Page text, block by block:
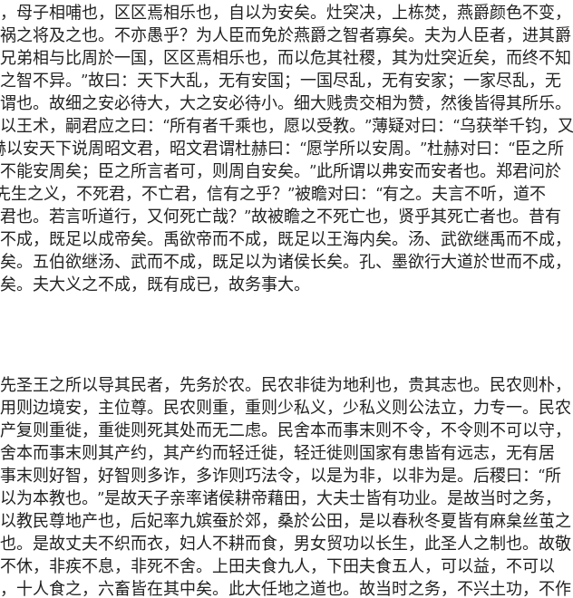
母子相哺也，区区焉相乐也，自以为安矣。灶突决，上栋焚，燕爵颜色不变，
之将及之也。不亦愚乎？为人臣而免於燕爵之智者寡矣。夫为人臣者，进其爵
弟相与比周於一国，区区焉相乐也，而以危其社稷，其为灶突近矣，而终不知
智不异。”故曰：天下大乱，无有安国；一国尽乱，无有安家；一家尽乱，无
也。故细之安必待大，大之安必待小。细大贱贵交相为赞，然後皆得其所乐。
王术，嗣君应之曰：“所有者千乘也，愿以受教。”薄疑对曰：“乌获举千钧，又
以安天下说周昭文君，昭文君谓杜赫曰：“愿学所以安周。”杜赫对曰：“臣之所
能安周矣；臣之所言者可，则周自安矣。”此所谓以弗安而安者也。郑君问於
生之义，不死君，不亡君，信有之乎？”被瞻对曰：“有之。夫言不听，道不
也。若言听道行，又何死亡哉？”故被瞻之不死亡也，贤乎其死亡者也。昔有
成，既足以成帝矣。禹欲帝而不成，既足以王海内矣。汤、武欲继禹而不成，
。五伯欲继汤、武而不成，既足以为诸侯长矣。孔、墨欲行大道於世而不成，
。夫大义之不成，既有成已，故务事大。
圣王之所以导其民者，先务於农。民农非徒为地利也，贵其志也。民农则朴，
则边境安，主位尊。民农则重，重则少私义，少私义则公法立，力专一。民农
复则重徙，重徙则死其处而无二虑。民舍本而事末则不令，不令则不可以守，
本而事末则其产约，其产约而轻迁徙，轻迁徙则国家有患皆有远志，无有居
末则好智，好智则多诈，多诈则巧法令，以是为非，以非为是。后稷曰：“所
为本教也。”是故天子亲率诸侯耕帝藉田，大夫士皆有功业。是故当时之务，
教民尊地产也，后妃率九嫔蚕於郊，桑於公田，是以春秋冬夏皆有麻枲丝茧之
。是故丈夫不织而衣，妇人不耕而食，男女贸功以长生，此圣人之制也。故敬
休，非疾不息，非死不舍。上田夫食九人，下田夫食五人，可以益，不可以
十人食之，六畜皆在其中矣。此大任地之道也。故当时之务，不兴土功，不作